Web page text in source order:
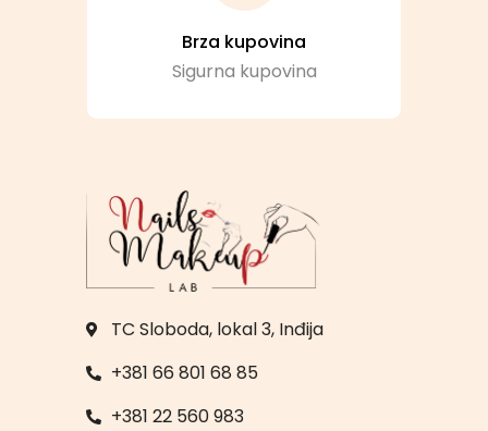
Brza kupovina
Sigurna kupovina
TC Sloboda, lokal 3, Inđija
+381 66 801 68 85
+381 22 560 983